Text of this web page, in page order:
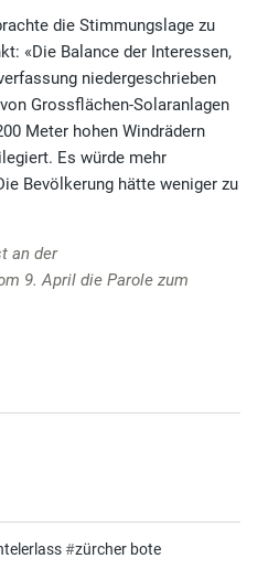
die Stimmungslage zu
«Die Balance der Interessen,
niedergeschrieben
Grossflächen-Solaranlagen
Meter hohen Windrädern
Es würde mehr
Bevölkerung hätte weniger zu
an der
9. April die Parole zum
#zürcher bote